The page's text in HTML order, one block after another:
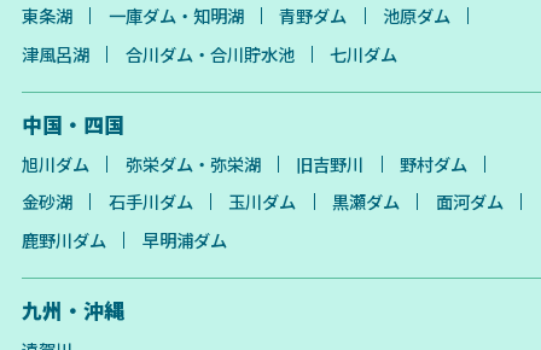
東条湖
一庫ダム・知明湖 青野ダム
池原ダム
津風呂湖
合川ダム・合川貯水池 七川ダム
中国・四国
旭川ダム 弥栄ダム・弥栄湖 旧吉野川
野村ダム
金砂湖
石手川ダム 玉川ダム 黒瀬ダム
面河ダム
鹿野川ダム
早明浦ダム
九州・沖縄